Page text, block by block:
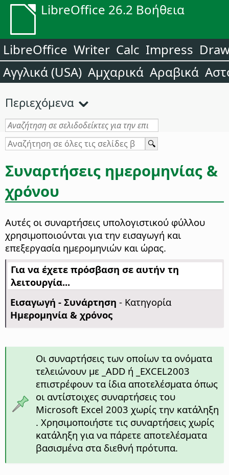
LibreOffice 26.2 Βοήθεια
LibreOffice Writer Calc Impress
Αγγλικά (USA) Αμχαρικά Αραβικά
Περιεχόμενα
Συναρτήσεις ημερομηνίας &
χρόνου
Αυτές οι συναρτήσεις υπολογιστικού φύλλου
χρησιμοποιούνται για την εισαγωγή και
επεξεργασία ημερομηνιών και ώρας.
Για να έχετε πρόσβαση σε αυτήν τη
λειτουργία...
Εισαγωγή - Συνάρτηση - Κατηγορία
Ημερομηνία & χρόνος
Οι συναρτήσεις των οποίων τα ονόματα
τελειώνουν με _ADD ή _EXCEL2003
επιστρέφουν τα ίδια αποτελέσματα όπως
οι αντίστοιχες συναρτήσεις του
Microsoft Excel 2003 χωρίς την κατάληξη
. Χρησιμοποιήστε τις συναρτήσεις χωρίς
κατάληξη για να πάρετε αποτελέσματα
βασισμένα στα διεθνή πρότυπα.